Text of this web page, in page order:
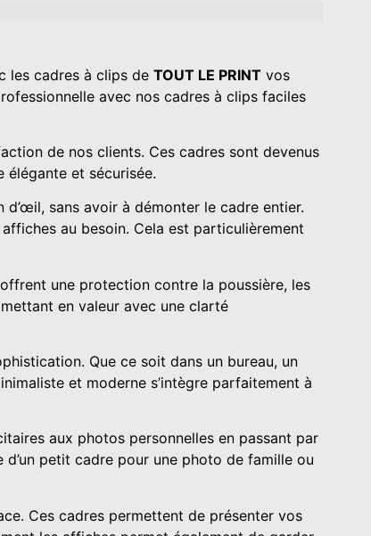
CALENDRIERS
Calendrier mural
Calendrier trimestriel
Tampon encreur
Magnet personnalisé
Adhésif pour véhicule
Sticker réfléchissants
Configurateur voiture
les cadres à clips de TOUT LE PRINT vos
avec nos cadres à clips faciles
de nos clients. Ces cadres sont devenus
et sécurisée.
sans avoir à démonter le cadre entier.
au besoin. Cela est particulièrement
une protection contre la poussière, les
en valeur avec une clarté
Que ce soit dans un bureau, un
et moderne s’intègre parfaitement à
aux photos personnelles en passant par
d’un petit cadre pour une photo de famille ou
Ces cadres permettent de présenter vos